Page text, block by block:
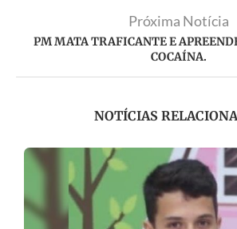
Próxima Notícia
PM MATA TRAFICANTE E
COCAÍNA.
NOTÍCIAS